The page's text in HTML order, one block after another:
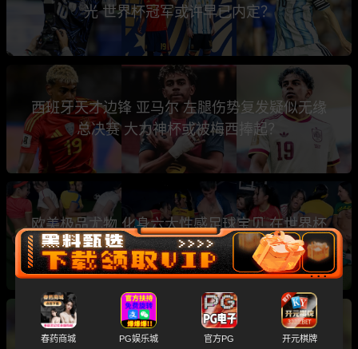
光 世界杯冠军或许早已内定？
西班牙天才边锋 亚马尔 左腿伤势复发疑似无缘
总决赛 大力神杯或被梅西捧起？
欧美极品尤物 化身六大性感足球宝贝 在世界杯
主题性下群P乱交
斯洛文尼亚名哨 温契奇 涉黄涉毒黑历史大曝光
春药商城 PG娱乐城 官方PG 开元棋牌